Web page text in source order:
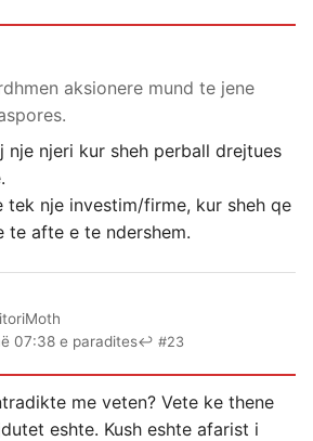
aksionere mund te jene
nje njeri kur sheh perball drejtues
tek nje investim/firme, kur sheh qe
te afte e te ndershem.
07:38 e paradites↩ #23
me veten? Vete ke thene
eshte. Kush eshte afarist i